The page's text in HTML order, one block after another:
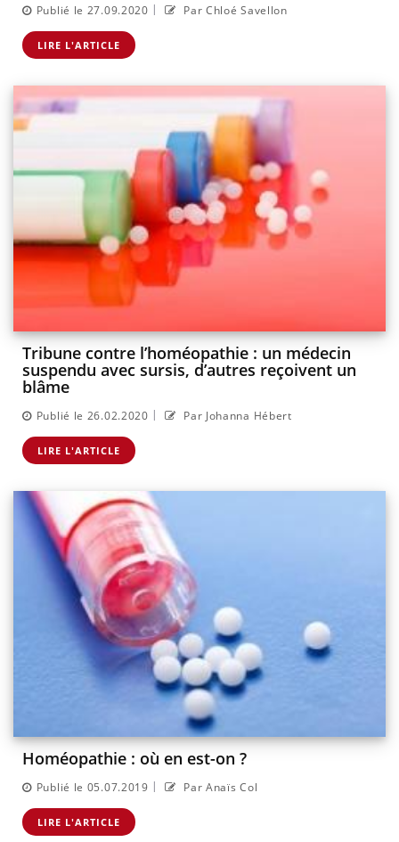
Publié le 27.09.2020 | Par Chloé Savellon
LIRE L'ARTICLE
Tribune contre l’homéopathie : un médecin
suspendu avec sursis, d’autres reçoivent un
blâme
Publié le 26.02.2020 | Par Johanna Hébert
LIRE L'ARTICLE
Homéopathie : où en est-on ?
Publié le 05.07.2019 | Par Anaïs Col
LIRE L'ARTICLE